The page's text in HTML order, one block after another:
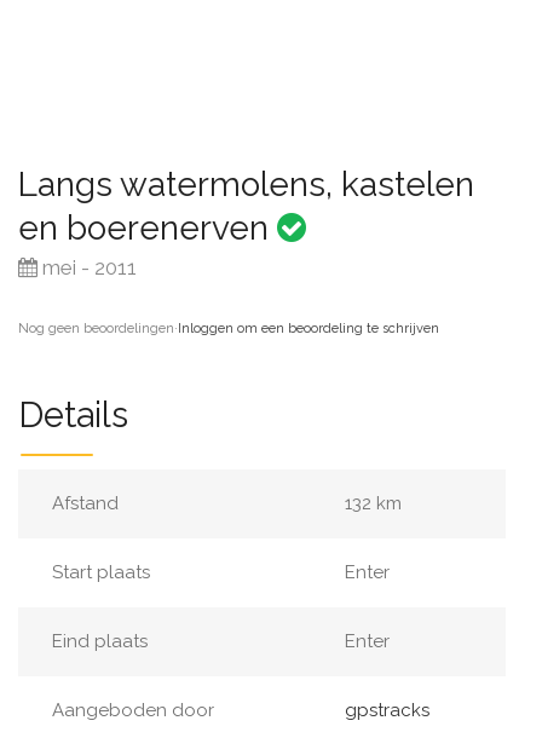
Langs watermolens, kastelen
en boerenerven
mei - 2011
Nog geen beoordelingen·Inloggen om een beoordeling te schrijven
Details
Afstand 132 km
Start plaats Enter
Eind plaats Enter
Aangeboden door gpstracks